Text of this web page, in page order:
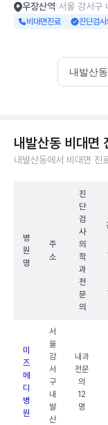
우장산역 서울 강서구
비대면진료 진단검
내발산
내발산동 비대면
내발산동에서 비대면 진
병
원
명
주
소
진
단
검
사
의
학
과
전
문
의
미
즈
메
디
병
원
서
울
강
서
구
내
발
산
내과
전문
의
12
명